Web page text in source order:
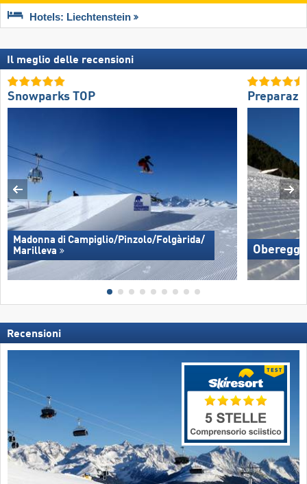
Hotels: Liechtenstein
Il meglio delle recensioni
Snowparks TOP
Madonna di Campiglio/​Pinzolo/​Folgàrida/​
Marilleva
Recensioni